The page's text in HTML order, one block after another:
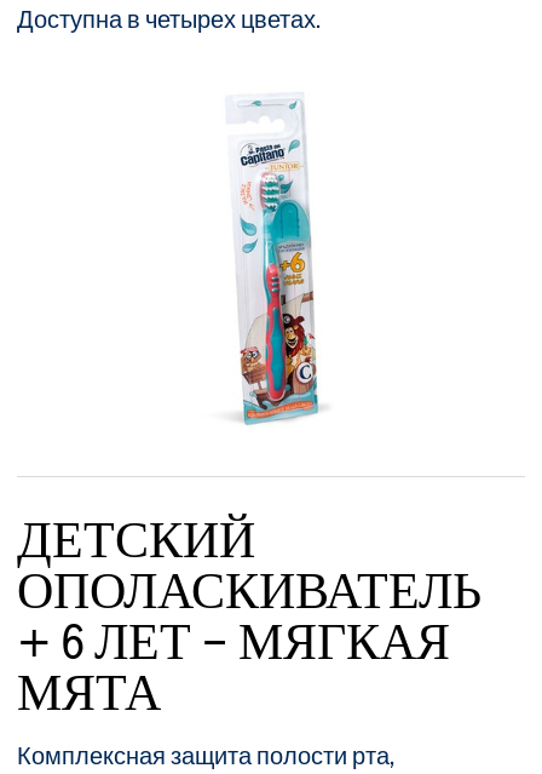
Доступна в четырех цветах.
ДЕТСКИЙ
ОПОЛАСКИВАТЕЛЬ
+ 6 ЛЕТ - МЯГКАЯ
МЯТА
Комплексная защита полости рта,